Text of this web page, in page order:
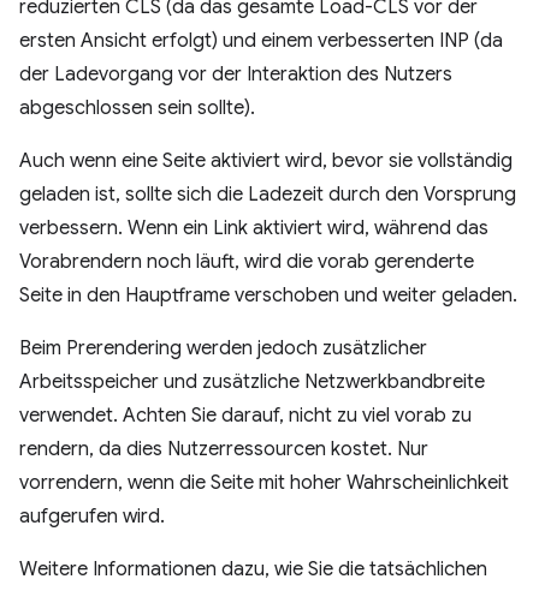
reduzierten CLS (da das gesamte Load-CLS vor der
ersten Ansicht erfolgt) und einem verbesserten INP (da
der Ladevorgang vor der Interaktion des Nutzers
abgeschlossen sein sollte).
Auch wenn eine Seite aktiviert wird, bevor sie vollständig
geladen ist, sollte sich die Ladezeit durch den Vorsprung
verbessern. Wenn ein Link aktiviert wird, während das
Vorabrendern noch läuft, wird die vorab gerenderte
Seite in den Hauptframe verschoben und weiter geladen.
Beim Prerendering werden jedoch zusätzlicher
Arbeitsspeicher und zusätzliche Netzwerkbandbreite
verwendet. Achten Sie darauf, nicht zu viel vorab zu
rendern, da dies Nutzerressourcen kostet. Nur
vorrendern, wenn die Seite mit hoher Wahrscheinlichkeit
aufgerufen wird.
Weitere Informationen dazu, wie Sie die tatsächlichen